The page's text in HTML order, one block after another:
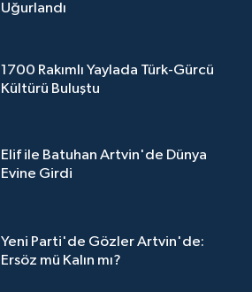
Uğurlandı
1700 Rakımlı Yaylada Türk-Gürcü
Kültürü Buluştu
Elif ile Batuhan Artvin'de Dünya
Evine Girdi
Yeni Parti'de Gözler Artvin'de:
Ersöz mü Kalın mı?